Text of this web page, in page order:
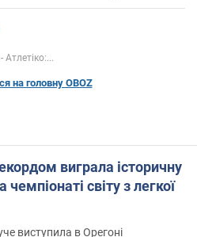
Атлетіко:...
на головну OBOZ
виграла історичну
світу з легкої
виступила в Орегоні